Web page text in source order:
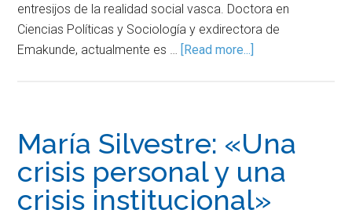
entresijos de la realidad social vasca. Doctora en
Ciencias Políticas y Sociología y exdirectora de
Emakunde, actualmente es … [Read more...]
María Silvestre: «Una
crisis personal y una
crisis institucional»